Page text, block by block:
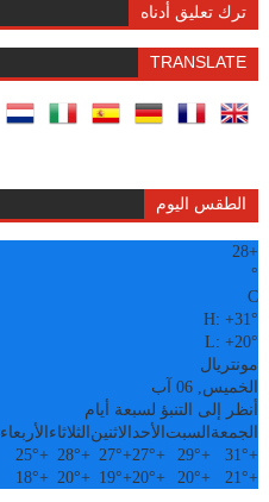
ترك تعليق أدناه
TRANSLATE
الطقس اليوم
+
28
°
C
H:+31°
L:+20°
مونتريال
الخميس, 06 آب
أنظر إلى التنبؤ لسبعة أيام
الجمعة السبت الأحدالاثنين الثلاثاء الأربعاء
+
31°
+
29°
+
27°
+
27°
+
28°
+
25°
+
21°
+
20°
+
20°
+
19°
+
20°
+
18°